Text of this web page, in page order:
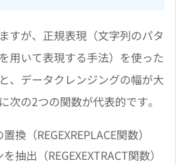
すが、正規表現（文字列のパタ
用いて表現する手法）を使った
、データクレンジングの幅が大
次の2つの関数が代表的です。
換（REGEXREPLACE関数）
抽出（REGEXEXTRACT関数）